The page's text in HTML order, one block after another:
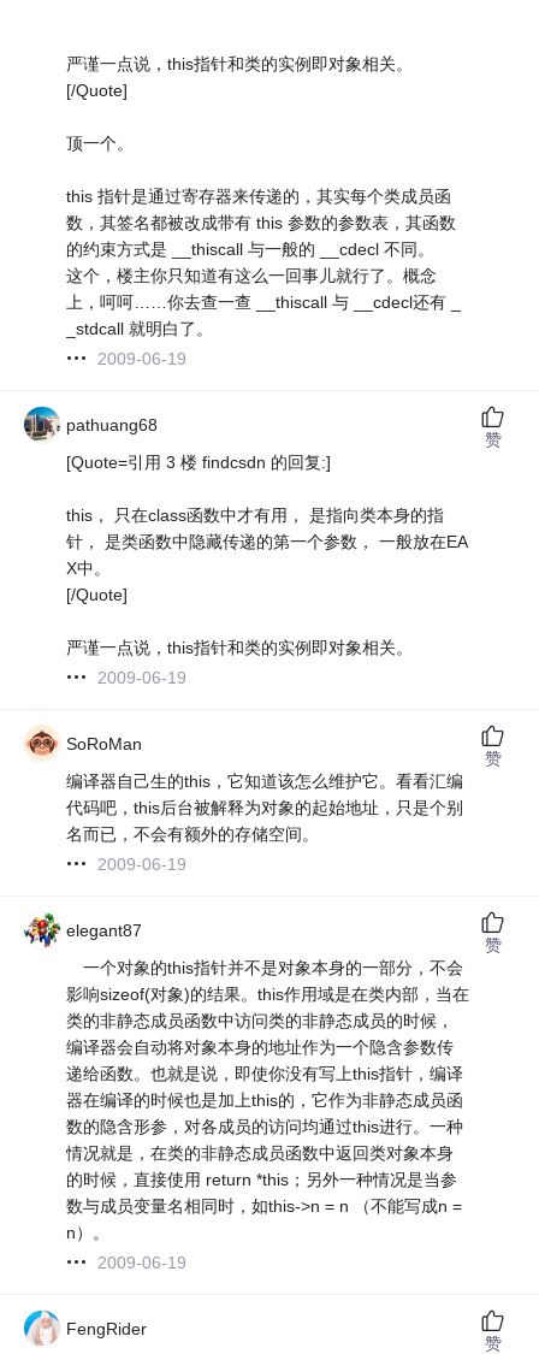
严谨一点说，this指针和类的实例即对象相关。
[/Quote]
顶一个。
this 指针是通过寄存器来传递的，其实每个类成员函
数，其签名都被改成带有 this 参数的参数表，其函数
的约束方式是 __thiscall 与一般的 __cdecl 不同。
这个，楼主你只知道有这么一回事儿就行了。概念
上，呵呵……你去查一查 __thiscall 与 __cdecl还有 _
_stdcall 就明白了。
2009-06-19
pathuang68
[Quote=引用 3 楼 findcsdn 的回复:]
this， 只在class函数中才有用， 是指向类本身的指
针， 是类函数中隐藏传递的第一个参数， 一般放在EA
X中。
[/Quote]
严谨一点说，this指针和类的实例即对象相关。
2009-06-19
赞
SoRoMan
编译器自己生的this，它知道该怎么维护它。看看汇编
代码吧，this后台被解释为对象的起始地址，只是个别
名而已，不会有额外的存储空间。
2009-06-19
赞
elegant87
一个对象的this指针并不是对象本身的一部分，不会
影响sizeof(对象)的结果。this作用域是在类内部，当在
类的非静态成员函数中访问类的非静态成员的时候，
编译器会自动将对象本身的地址作为一个隐含参数传
递给函数。也就是说，即使你没有写上this指针，编译
器在编译的时候也是加上this的，它作为非静态成员函
数的隐含形参，对各成员的访问均通过this进行。一种
情况就是，在类的非静态成员函数中返回类对象本身
的时候，直接使用 return *this；另外一种情况是当参
数与成员变量名相同时，如this->n = n （不能写成n =
n）。
2009-06-19
赞
FengRider
赞